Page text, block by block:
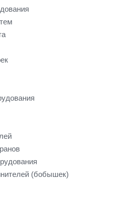
(бобышек)